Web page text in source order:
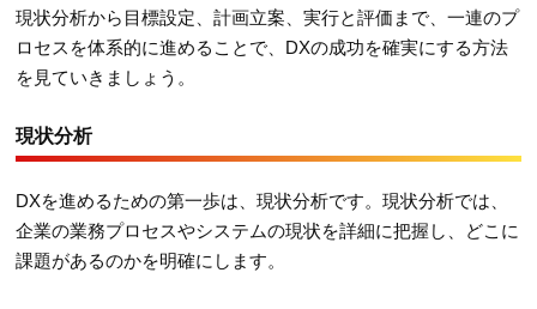
現状分析から目標設定、計画立案、実行と評価まで、一連のプ
ロセスを体系的に進めることで、DXの成功を確実にする方法
を見ていきましょう。
現状分析
DXを進めるための第一歩は、現状分析です。現状分析では、
企業の業務プロセスやシステムの現状を詳細に把握し、どこに
課題があるのかを明確にします。